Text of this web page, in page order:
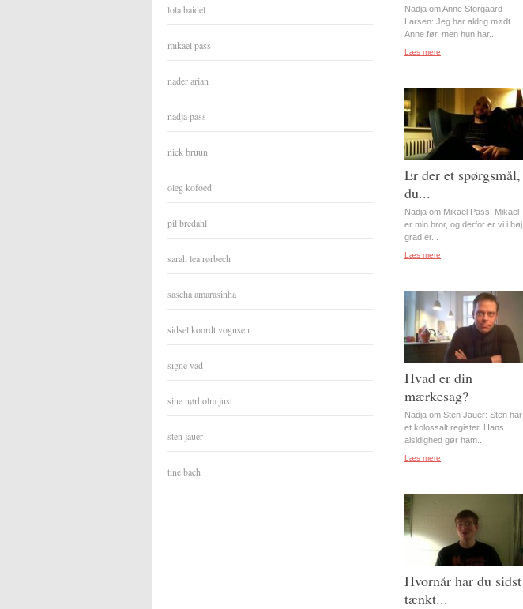
lola baidel
mikael pass
nader arian
nadja pass
nick bruun
oleg kofoed
pil bredahl
sarah lea rørbech
sascha amarasinha
sidsel koordt vognsen
signe vad
sine nørholm just
sten jauer
tine bach
Nadja om Anne Storgaard
Larsen: Jeg har aldrig mødt
Anne før, men hun har...
Læs mere
Er der et spørgsmål,
du...
Nadja om Mikael Pass: Mikael
er min bror, og derfor er vi i høj
grad er...
Læs mere
Hvad er din
mærkesag?
Nadja om Sten Jauer: Sten har
et kolossalt register. Hans
alsidighed gør ham...
Læs mere
Hvornår har du sidst
tænkt...